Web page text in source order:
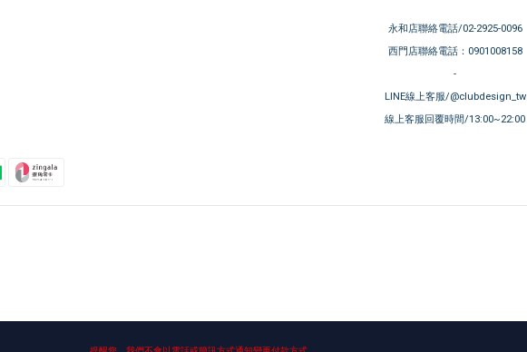
永和店聯絡電話/02-2925-0096
西門店聯絡電話：0901008158
-
LINE線上客服/@clubdesign_tw
線上客服回覆時間/13:00~22:00